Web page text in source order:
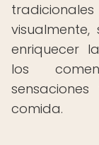
enriquecer
los
comida.